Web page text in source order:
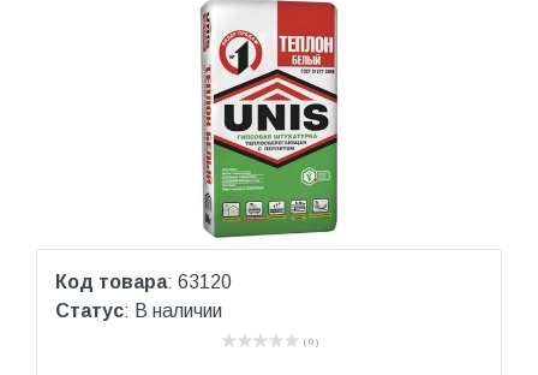
Код товара: 63120
Статус: В наличии
( 0 )